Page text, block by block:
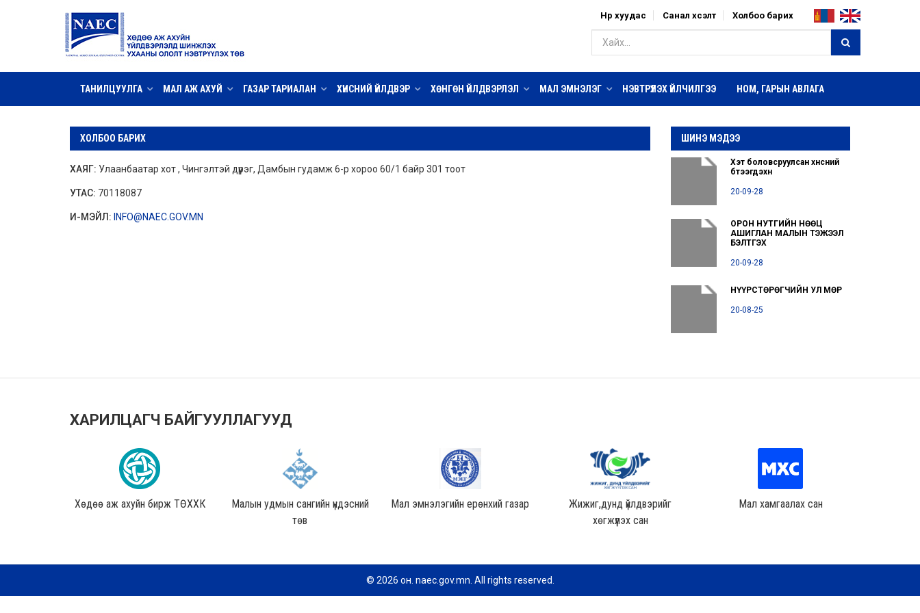
Нүүр хуудас Санал хүсэлт Холбоо барих
ТАНИЛЦУУЛГА МАЛ АЖ АХУЙ ГАЗАР ТАРИАЛАН ХҮНСНИЙ ҮЙЛДВЭР ХӨНГӨН ҮЙЛДВЭРЛЭЛ МАЛ ЭМНЭЛЭГ НЭВТРҮҮЛЭХ ҮЙЛЧИЛГЭЭ НОМ, ГАРЫН АВЛАГА
ХОЛБОО БАРИХ
ХАЯГ: Улаанбаатар хот , Чингэлтэй дүүрэг, Дамбын гудамж 6-р хороо 60/1 байр 301 тоот
УТАС: 70118087
И-МЭЙЛ: INFO@NAEC.GOV.MN
ШИНЭ МЭДЭЭ
Хэт боловсруулсан хүнсний
бүтээгдэхүүн
20-09-28
ОРОН НУТГИЙН НӨӨЦ
АШИГЛАН МАЛЫН ТЭЖЭЭЛ
БЭЛТГЭХ
20-09-28
НҮҮРСТӨРӨГЧИЙН УЛ МӨР
20-08-25
ХАРИЛЦАГЧ БАЙГУУЛЛАГУУД
Хөдөө аж ахуйн бирж ТӨХХК
Малын удмын сангийн үндэсний
төв
Мал эмнэлэгийн ерөнхий газар
Жижиг,дунд үйлдвэрийг
хөгжүүлэх сан
Мал хамгаалах сан
© 2026 он. naec.gov.mn. All rights reserved.